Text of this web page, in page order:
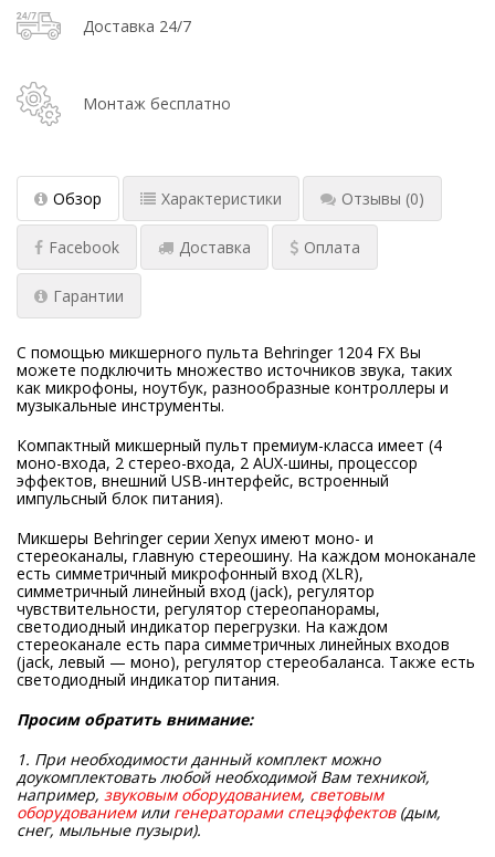
Доставка 24/7
Монтаж бесплатно
Обзор Характеристики Отзывы (0)
Facebook Доставка Оплата
Гарантии
С помощью микшерного пульта Behringer 1204 FX Вы
можете подключить множество источников звука, таких
как микрофоны, ноутбук, разнообразные контроллеры и
музыкальные инструменты.
Компактный микшерный пульт премиум-класса имеет (4
моно-входа, 2 стерео-входа, 2 AUX-шины, процессор
эффектов, внешний USB-интерфейс, встроенный
импульсный блок питания).
Микшеры Behringer серии Xenyx имеют моно- и
стереоканалы, главную стереошину. На каждом моноканале
есть симметричный микрофонный вход (XLR),
симметричный линейный вход (jack), регулятор
чувствительности, регулятор стереопанорамы,
светодиодный индикатор перегрузки. На каждом
стереоканале есть пара симметричных линейных входов
(jack, левый — моно), регулятор стереобаланса. Также есть
светодиодный индикатор питания.
Просим обратить внимание:
1. При необходимости данный комплект можно
доукомплектовать любой необходимой Вам техникой,
например, звуковым оборудованием, световым
оборудованиемили генераторами спецэффектов(дым,
снег, мыльные пузыри).